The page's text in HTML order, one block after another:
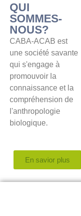
QUI
SOMMES-
NOUS?
CABA-ACAB est
une société savante
qui s'engage à
promouvoir la
connaissance et la
compréhension de
l'anthropologie
biologique.
En savior plus